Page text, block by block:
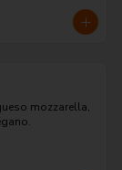
mozzarella,